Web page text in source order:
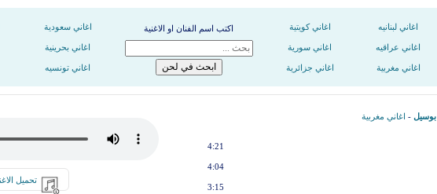
اغاني لبنانيه اغاني كويتية اكتب اسم الفنان او الاغنية اغاني سعودية
اغاني عراقيه اغاني سورية اغاني بحرينية
اغاني مغربية اغاني جزائرية اغاني تونسيه
- اغاني مغربية
4:21
4:04
3:15
تحميل